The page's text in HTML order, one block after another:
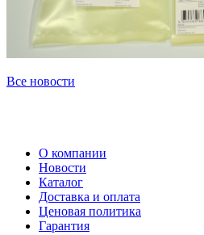
Все новости
О компании
Новости
Каталог
Доставка и оплата
Ценовая политика
Гарантия